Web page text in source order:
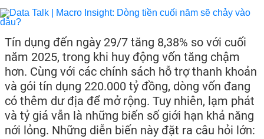
Tín dụng đến ngày 29/7 tăng 8,38% so với cuối
năm 2025, trong khi huy động vốn tăng chậm
hơn. Cùng với các chính sách hỗ trợ thanh khoản
và gói tín dụng 220.000 tỷ đồng, dòng vốn đang
có thêm dư địa để mở rộng. Tuy nhiên, lạm phát
và tỷ giá vẫn là những biến số giới hạn khả năng
nới lỏng. Những diễn biến này đặt ra câu hỏi lớn: